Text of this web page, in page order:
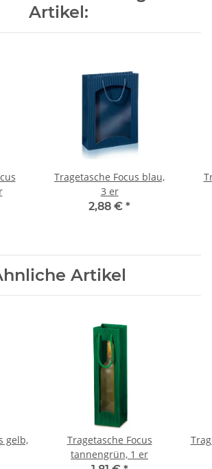
Artikel:
Tragetasche Focus blau,
3 er
2,88 € *
Artikel
gelb,
Tragetasche Focus
tannengrün, 1 er